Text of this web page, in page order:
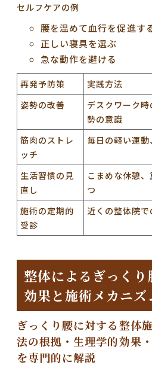
セルフケアの例
腰を温めて血行を促進す
正しい寝具を選ぶ
急な動作を避ける
再発予防策
実践方法
姿勢の改善
デスクワーク
勢の意識
筋肉のストレ
ッチ
毎日の軽い運
生活習慣の見
直し
こまめな休憩
つ
施術の定期的
受診
近くの整体院
整体によるぎっく
効果と施術メカニズ
ぎっくり腰に対する整体
法の根拠・生理学的効果
を専門的に解説